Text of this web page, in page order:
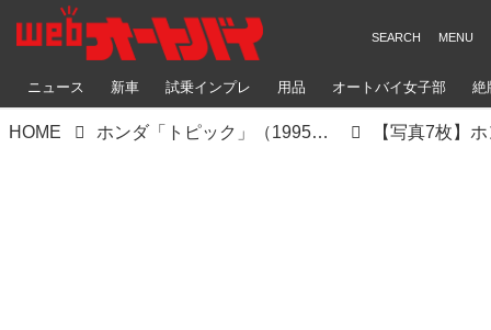
ニュース 新車 試乗インプレ 用品 オートバイ女子部 絶
HOME ホンダ「トピック」（1995年）【90年代に登場したホンダのバイク図鑑】